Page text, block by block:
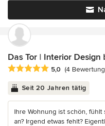
Das Tor | Interior Design
Durchschnittliche
5,0 (4
Seit 20 Jahren tätig
Ihre Wohnung ist schön,
an? Irgend etwas fehlt?